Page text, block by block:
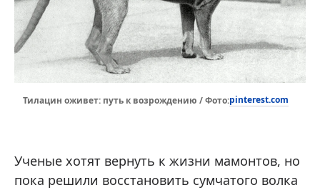
Тилацин оживет: путь к возрождению / Фото:pinterest.com
Ученые хотят вернуть к жизни мамонтов, но
пока решили восстановить сумчатого волка